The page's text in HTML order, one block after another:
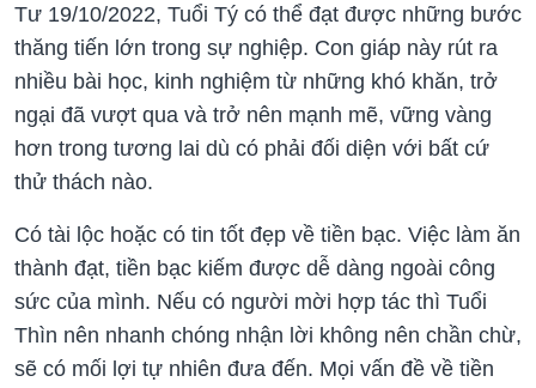
Tư 19/10/2022, Tuổi Tý có thể đạt được những bước
thăng tiến lớn trong sự nghiệp. Con giáp này rút ra
nhiều bài học, kinh nghiệm từ những khó khăn, trở
ngại đã vượt qua và trở nên mạnh mẽ, vững vàng
hơn trong tương lai dù có phải đối diện với bất cứ
thử thách nào.
Có tài lộc hoặc có tin tốt đẹp về tiền bạc. Việc làm ăn
thành đạt, tiền bạc kiếm được dễ dàng ngoài công
sức của mình. Nếu có người mời hợp tác thì Tuổi
Thìn nên nhanh chóng nhận lời không nên chần chừ,
sẽ có mối lợi tự nhiên đưa đến. Mọi vấn đề về tiền